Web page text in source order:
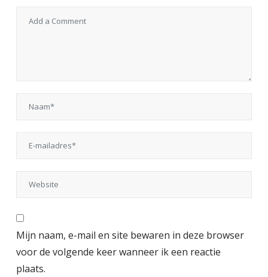
Mijn naam, e-mail en site bewaren in deze browser
voor de volgende keer wanneer ik een reactie
plaats.